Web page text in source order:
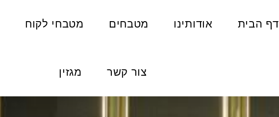
דף הבית אודותינו מטבחים מטבחי לקוח
צור קשר מגזין